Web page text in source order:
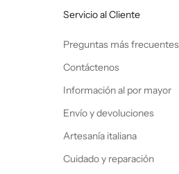
Servicio al Cliente
Preguntas más frecuentes
Contáctenos
Información al por mayor
Envío y devoluciones
Artesanía italiana
Cuidado y reparación